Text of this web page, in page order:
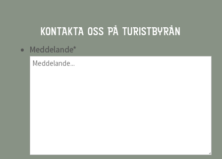
KONTAKTA OSS PÅ TURISTBYRÅN
Meddelande*